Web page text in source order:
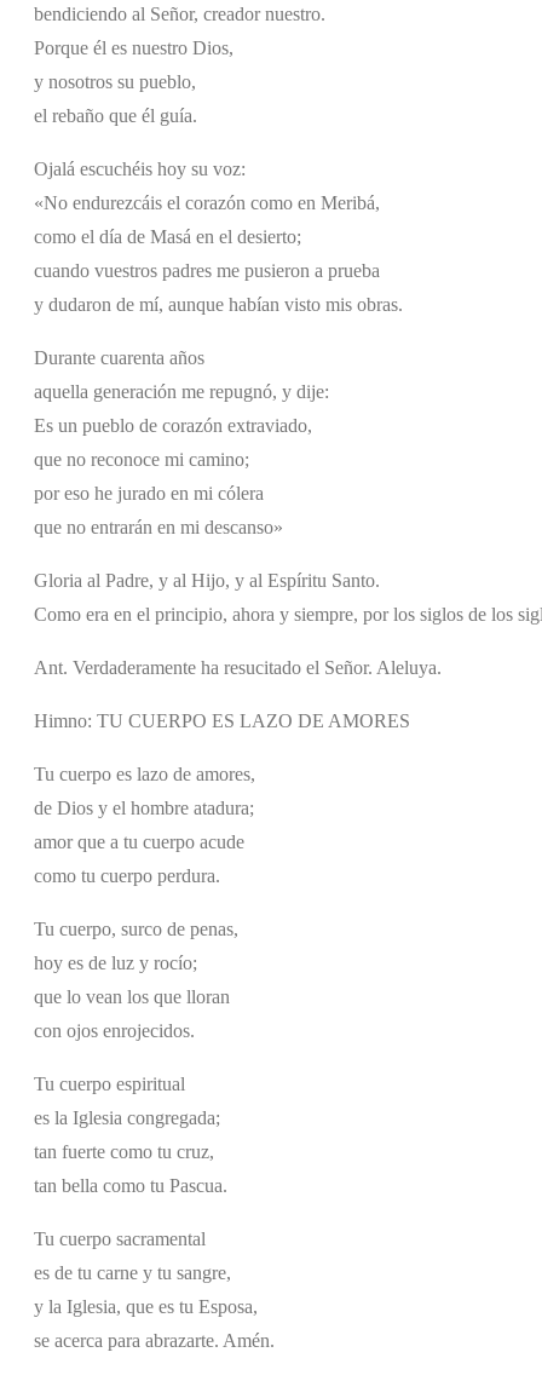
bendiciendo al Señor, creador nuestro.
Porque él es nuestro Dios,
y nosotros su pueblo,
el rebaño que él guía.
Ojalá escuchéis hoy su voz:
«No endurezcáis el corazón como en Meribá,
como el día de Masá en el desierto;
cuando vuestros padres me pusieron a prueba
y dudaron de mí, aunque habían visto mis obras.
Durante cuarenta años
aquella generación me repugnó, y dije:
Es un pueblo de corazón extraviado,
que no reconoce mi camino;
por eso he jurado en mi cólera
que no entrarán en mi descanso»
Gloria al Padre, y al Hijo, y al Espíritu Santo.
Como era en el principio, ahora y siempre, por los siglos de los
Ant. Verdaderamente ha resucitado el Señor. Aleluya.
Himno: TU CUERPO ES LAZO DE AMORES
Tu cuerpo es lazo de amores,
de Dios y el hombre atadura;
amor que a tu cuerpo acude
como tu cuerpo perdura.
Tu cuerpo, surco de penas,
hoy es de luz y rocío;
que lo vean los que lloran
con ojos enrojecidos.
Tu cuerpo espiritual
es la Iglesia congregada;
tan fuerte como tu cruz,
tan bella como tu Pascua.
Tu cuerpo sacramental
es de tu carne y tu sangre,
y la Iglesia, que es tu Esposa,
se acerca para abrazarte. Amén.